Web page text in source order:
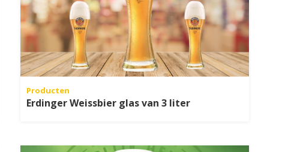
Producten
Erdinger Weissbier glas van 3 liter